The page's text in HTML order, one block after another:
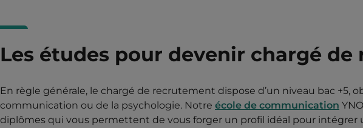
Les études pour devenir chargé
En règle générale, le chargé de recrutement dispose d’un niveau bac +5,
communication ou de la psychologie. Notre école de communication
diplômes qui vous permettent de vous forger un profil idéal pour intégrer